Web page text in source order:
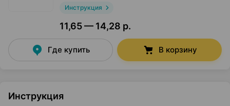
Инструкция
11,65 — 14,28 р.
Где купить В корзину
Инструкция